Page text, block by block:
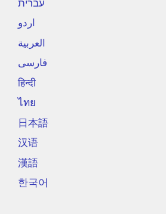
עברית
اردو
العربية
فارسی
हिन्दी
ไทย
日本語
汉语
漢語
한국어